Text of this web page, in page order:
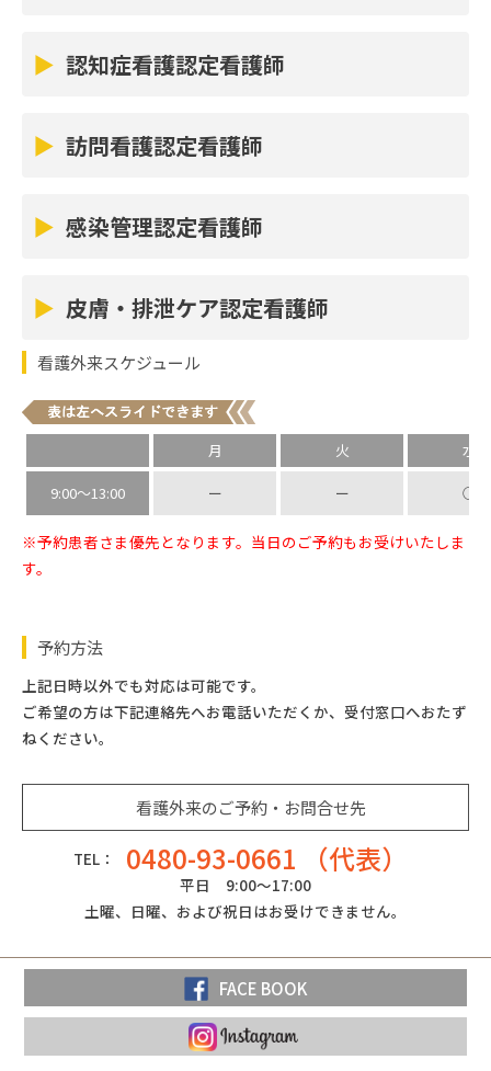
治療と平行して行われます。
●医療用麻薬全般の相談(オキシコンチン・オ
●がんによる痛みがある人へのケア
倦怠感、吐き気、食欲不振など)を抱える人へ
心のつらさ
●死についてスタッフが返答に悩む(困る)人
への支援
ターミナル期(看取り期)の人への支援
●ターミナル期に看護職、介護職に何ができ
●どんなときに入院したほうがよいのか
●緩和ケア病院やホスピスについての情報提
供
家族へのケア
●家族の不安への寄り添い方
●本人を失うことを嘆き悲しむ家族への支援
●ターミナル期(看取り期)の家族への具体的
スタッフの支援
●「今やれていること」の言語化
●亡くなった人のケアを振り返り、スタッフ
が続く病気です。血糖値が高い状態が長い間続くと、全
いただきます
食生活の見直し、食事内容を改善するコツ
日常生活に無理なく運動を取り込むポイント
糖尿病治療薬を確実に投与する方法
血糖測定の方法
測定した血糖値の意味を振り返る
生活
シックデイ(病気の日)のときの対応
相談
治療・療養生活に対する不安や疑問の解消
糖尿病治療に関する知識・技術の提供
個人・集団向け、糖尿病の症状・治療・生活
などに関する講習の開催
糖尿病と合併症予防の啓発活動
一次予防
心がける
二次予防
糖尿病を早期発見し、合併症を防ぐために、
認知症看護認定看護師
解（認識）していたことが理解（認識）出来なくな
ことが認知症看護です。
いただきます
体調の観察
●観察から異常の早期発見につなげるポイン
ト
●「加齢」と「物忘れ」の違いについて
●記憶障害の種類・関連する症状に応じた接
し方
感覚器（目・耳・鼻・口など）の大切さ
への理解を深める。
受診の相談
●どんな症状が出たときに病院へ行くべきか
●「認知症」で病院を受診するときのアドバ
イス
●治療方法や薬についての情報提供
状態・環境に合わせた適切なケアの提供
●「不安」や「分かってもらえない」などの
訴えがうまく口に出せない人へのケア
●環境の変化に応じた適切なケア
訪問看護認定看護師
て、その人らしい療養生活を送れるよう、ご本人とご
てケアを行ないます。
ただきます
●体調変化の予測・異常の早期発見
●早期診断のための体調観察（フィジカルア
在宅での医療処置・薬の管理
●医療依存度の高い方への安全な医療処置管
理
●ケアに必要な医療材料などの管理
●ご本人・ご家族を尊重したセルフケア（自
分で自分のことが出来る）能力を高める支援
●療養生活を続けるためのご家族の支援
●今後の治療・療養の意思やご希望について
の相談
●活用できる制度や社会資源の情報提供
療養場所が変わるときの支援
●療養場所が変わるときの看護・精神的な支
援
感染管理認定看護師
を予防し、患者さんやご家族、職員を感染から守るた
地域の医療機関や高齢者施設などとも連携し、院内の
ていただきます。
感染管理認定看護師は、地域の皆さんの健康を守る味
方として、病院全体での感染予防に力を注いでいます。
ただきます
感染症の兆候をいち早く察知し、必要な検査
を迅速に実施
●感染症が疑われる患者さんに対し臨床推論
に基づいた血液培養採取や適切な検査を迅速
に実施し、治療開始までの時間短縮と重症化
予防に努めます。
●在宅等で患者さんに使用されている医療器
機〔尿道留置カテーテル・中心静脈カテーテ
ル（ポート）・人工呼吸器など〕の感染予防
策の提案を行います。
皮膚・排泄ケア認定看護師
皮膚・排泄ケアとは、
褥瘡、下腿潰瘍など傷のケア
O：＜ostomy：人工肛門＞
人工肛門造設前後のケア、人工肛門による皮膚のト
ラブル
C：＜continence：失禁＞
尿失禁の対応、尿失禁、便失禁によるスキントラ
もに、寝たきりでおこる床ずれのお手当の方法や、お
むつかぶれ、尿もれや、尿閉など、生きていく上で欠
かせない排泄に対してアプローチします。
皮膚・排泄ケア認定看護師はこんなことを支援さ
褥瘡（床ずれ）
●褥瘡予防対策（マットレス、スキンケアな
ど）
●発症した褥瘡のケア
●爪切り
●靴の履き方
ストーマケア
●ストーマ造設前から退院後まで絶え間ない
ケア支援
●ストーマ造設前の位置決め
●患者さんの状態に合わせたストーマ装具選
●ストーマ皮膚トラブル
胃ろうケア
看護外来スケジュール
月 火 水
9:00～13:00 ー ー ○
※予約患者さま優先となります。当日のご予約もお受けいたしま
す。
予約方法
上記日時以外でも対応は可能です。
ご希望の方は下記連絡先へお電話いただくか、受付窓口へおたず
ねください。
看護外来のご予約・お問合せ先
TEL： 0480-93-0661 （代表）
平日 9:00～17:00
土曜、日曜、および祝日はお受けできません。
FACE BOOK